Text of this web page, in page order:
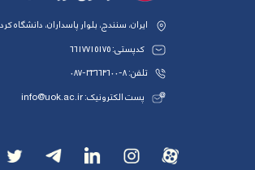
ایران، سنندج، بلوار پاسداران، دانشگاه
کدپستی: 6617715175
تلفن: 8-33664600-087
پست الکترونیک: info@uok.ac.ir